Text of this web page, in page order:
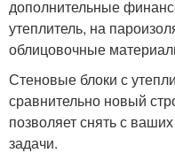
дополнительные
утеплитель, на
облицовочные
Стеновые блоки с
сравнительно новый
позволяет снять с
задачи.